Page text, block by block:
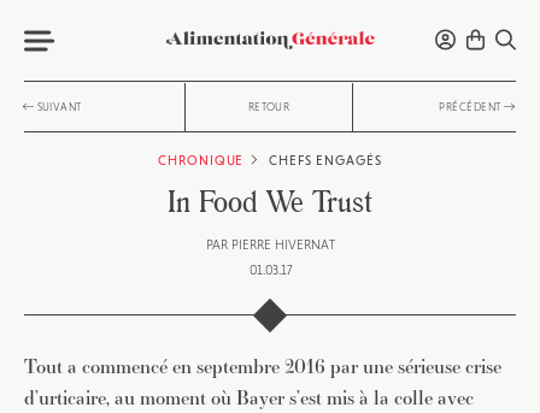
SUIVANT RETOUR PRÉCÉDENT
CHRONIQUE CHEFS ENGAGÉS
In Food We Trust
PAR PIERRE HIVERNAT
01.03.17
Tout a commencé en septembre 2016 par une sérieuse crise
d’urticaire, au moment où Bayer s’est mis à la colle avec